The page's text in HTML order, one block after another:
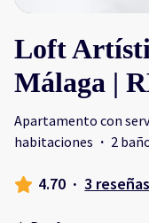
Loft
Málaga |
Apartamento con
habitaciones · 2
4.70 · 3 reseñas